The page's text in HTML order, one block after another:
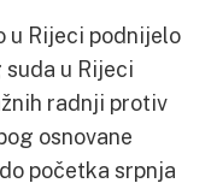
u Rijeci podnijelo
u Rijeci
radnji protiv
osnovane
početka srpnja